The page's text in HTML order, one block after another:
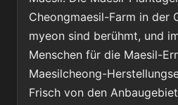
Cheongmaesil-Farm in der
myeon sind berühmt, und
Menschen für die Maesil-
Maesilcheong-
Frisch von den